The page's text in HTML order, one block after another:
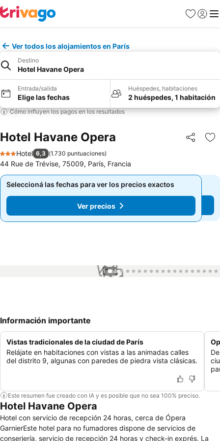
Favoritos
Iniciar
Ver todos los alojamientos en París
Destino
Hotel Havane Opera
Entrada/salida
Elige las fechas
Huéspedes, habitaciones
2 huéspedes, 1 habitación
Cómo influyen los pagos en los resultados
Hotel Havane Opera Compartir
3 Estrellas
Hotel 6,3 (1.730 puntuaciones)
44 Rue de Trévise, 75009, París, Francia
Seleccioná las fechas para ver los precios exactos
Ver precios
Seleccioná las fechas para ver los precios exactos
Ver precios
1 / 55
Información importante
Vistas tradicionales de la ciudad de París
Relájate en habitaciones con vistas a las animadas calles
del distrito 9, algunas con paredes de piedra vista clásicas.
Este resumen fue creado con IA y es posible que no sea 100% preciso.
Hotel Havane Opera
Hotel con servicio de recepción 24 horas, cerca de Ópera
GarnierEste hotel para no fumadores dispone de servicios de
conserjería, servicio de recepción 24 horas y check-in exprés. La